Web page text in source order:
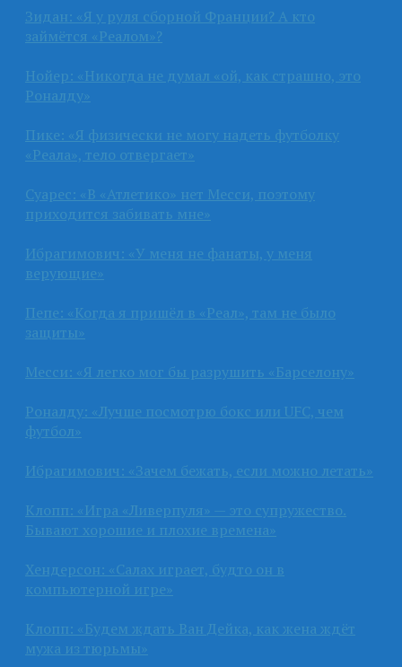
Зидан: «Я у руля сборной Франции? А кто
займётся «Реалом»?
Нойер: «Никогда не думал «ой, как страшно, это
Роналду»
Пике: «Я физически не могу надеть футболку
«Реала», тело отвергает»
Суарес: «В «Атлетико» нет Месси, поэтому
приходится забивать мне»
Ибрагимович: «У меня не фанаты, у меня
верующие»
Пепе: «Когда я пришёл в «Реал», там не было
защиты»
Месси: «Я легко мог бы разрушить «Барселону»
Роналду: «Лучше посмотрю бокс или UFC, чем
футбол»
Ибрагимович: «Зачем бежать, если можно летать»
Клопп: «Игра «Ливерпуля» — это супружество.
Бывают хорошие и плохие времена»
Хендерсон: «Салах играет, будто он в
компьютерной игре»
Клопп: «Будем ждать Ван Дейка, как жена ждёт
мужа из тюрьмы»